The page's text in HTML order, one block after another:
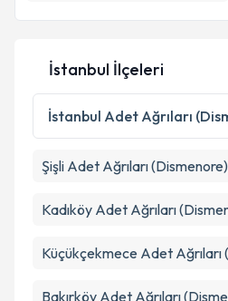
Kişisel verilerimin
Metni
'ni okudum ve
kapsamda işlenmesini
İstanbul İlçeleri
İstanbul Adet Ağrıları
Şişli Adet Ağrıları (Dismenore)
Kadıköy Adet Ağrıları
Küçükçekmece Adet
Bakırköy Adet Ağrıları